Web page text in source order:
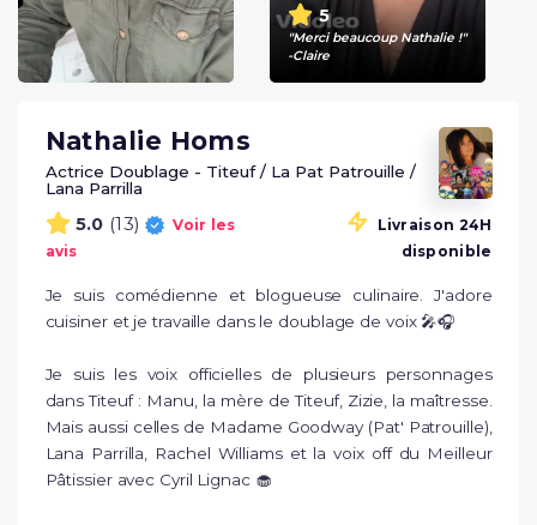
5
"Merci beaucoup Nathalie !"
-Claire
Nathalie Homs
Actrice Doublage - Titeuf / La Pat Patrouille /
Lana Parrilla
5.0 (13)
Voir les
avis
Livraison 24H
disponible
Je suis comédienne et blogueuse culinaire. J'adore
cuisiner et je travaille dans le doublage de voix 🎤🎧
Je suis les voix officielles de plusieurs personnages
dans Titeuf : Manu, la mère de Titeuf, Zizie, la maîtresse.
Mais aussi celles de Madame Goodway (Pat' Patrouille),
Lana Parrilla, Rachel Williams et la voix off du Meilleur
Pâtissier avec Cyril Lignac 🧁